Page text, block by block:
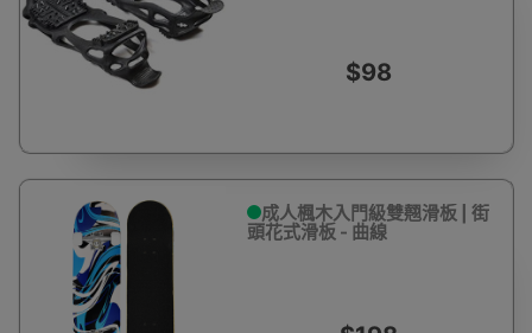
$98
成人楓木入門級雙翹滑板 | 街
頭花式滑板 - 曲線